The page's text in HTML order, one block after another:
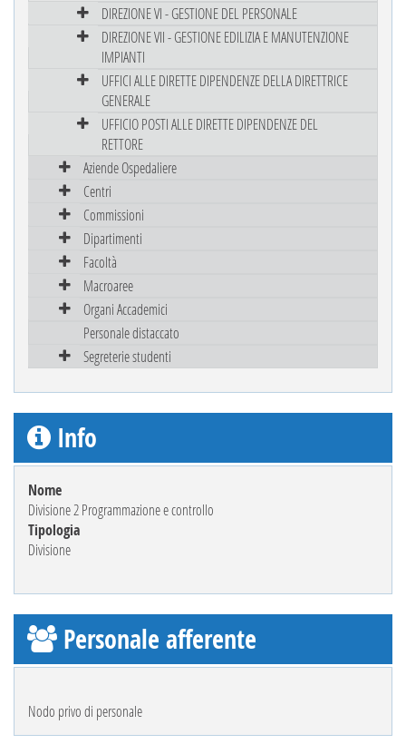
DIREZIONE VI - GESTIONE DEL PERSONALE
DIREZIONE VII - GESTIONE EDILIZIA E MANUTENZIONE
IMPIANTI
UFFICI ALLE DIRETTE DIPENDENZE DELLA DIRETTRICE
GENERALE
UFFICIO POSTI ALLE DIRETTE DIPENDENZE DEL
RETTORE
Aziende Ospedaliere
Centri
Commissioni
Dipartimenti
Facoltà
Macroaree
Organi Accademici
Personale distaccato
Segreterie studenti
Info
Nome
Divisione 2 Programmazione e controllo
Tipologia
Divisione
Personale afferente
Nodo privo di personale